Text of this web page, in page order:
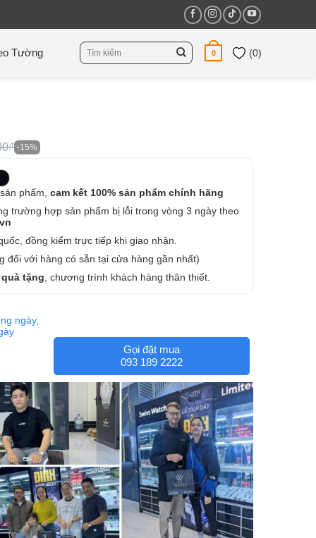
Tường
Tìm
kiếm:
0 (0)
-15%
phẩm, cam kết 100% sản phẩm chính hãng
trường hợp sản phẩm bị lỗi trong vòng 3 ngày theo
đồng kiểm trực tiếp khi giao nhận.
đối với hàng có sẵn tại cửa hàng gần nhất)
tặng , chương trình khách hàng thân thiết.
ngày,
Gọi đặt mua
093 189 2222